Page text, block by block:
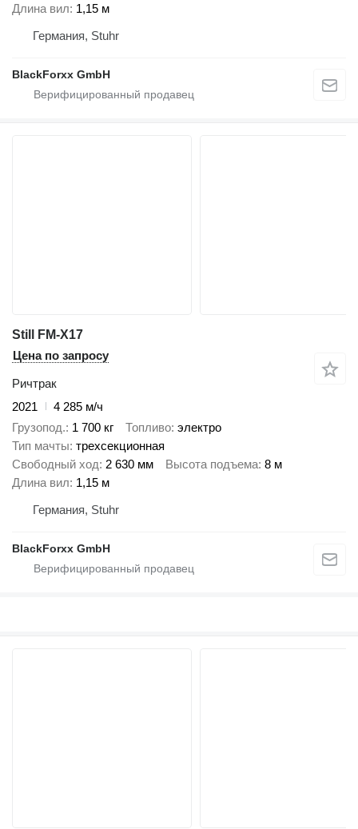
Длина вил 1,15 м
Германия, Stuhr
BlackForxx GmbH
Still FM-X17
Цена по запросу
Ричтрак
2021
4 285 м/ч
Грузопод. 1 700 кг Топливо электро
Тип мачты трехсекционная
Свободный ход 2 630 мм Высота подъема 8 м
Длина вил 1,15 м
Германия, Stuhr
BlackForxx GmbH